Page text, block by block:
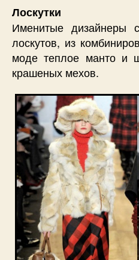
Лоскутки
Именитые дизайнеры
лоскутов, из
моде теплое манто и
крашеных мехов.